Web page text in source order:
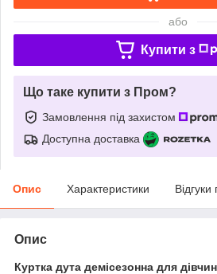
або
Купити з
Що таке купити з Пром?
Замовлення під захистом
Доступна доставка
Опис Характеристики
Опис
Куртка дута демісезонна для